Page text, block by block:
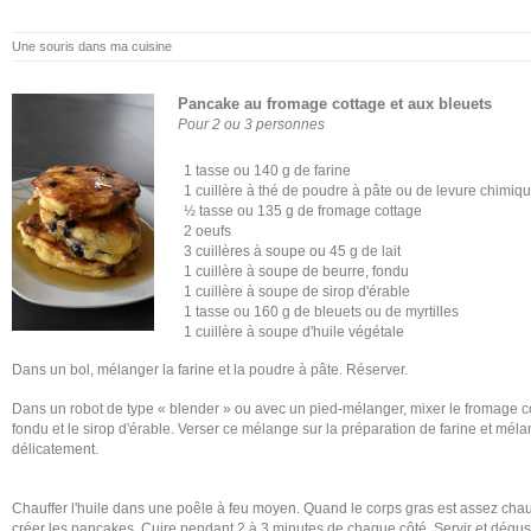
Une souris dans ma cuisine
Pancake au fromage cottage et aux bleuets
Pour 2 ou 3 personnes
1 tasse ou 140 g de farine
1 cuillère à thé de poudre à pâte ou de levure
½ tasse ou 135 g de fromage cottage
2 oeufs
3 cuillères à soupe ou 45 g de lait
1 cuillère à soupe de beurre, fondu
1 cuillère à soupe de sirop d'érable
1 tasse ou 160 g de bleuets ou de myrtilles
1 cuillère à soupe d'huile végétale
Dans un bol, mélanger la farine et la poudre à pâte. Réserver.
Dans un robot de type « blender » ou avec un pied-mélanger, mixer le fromage
fondu et le sirop d'érable. Verser ce mélange sur la préparation de farine et
délicatement.
Chauffer l'huile dans une poêle à feu moyen. Quand le corps gras est assez